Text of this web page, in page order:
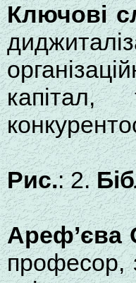
Ключові
капітал,
Рис.: 2.
Ареф’єва
професор,